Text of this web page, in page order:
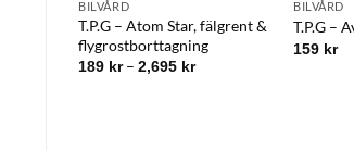
BILVÅRD
T.P.G – Atom Star, fälgrent &
flygrostborttagning
189 kr–2,695 kr
BILVÅRD
T.P.G –
159 kr